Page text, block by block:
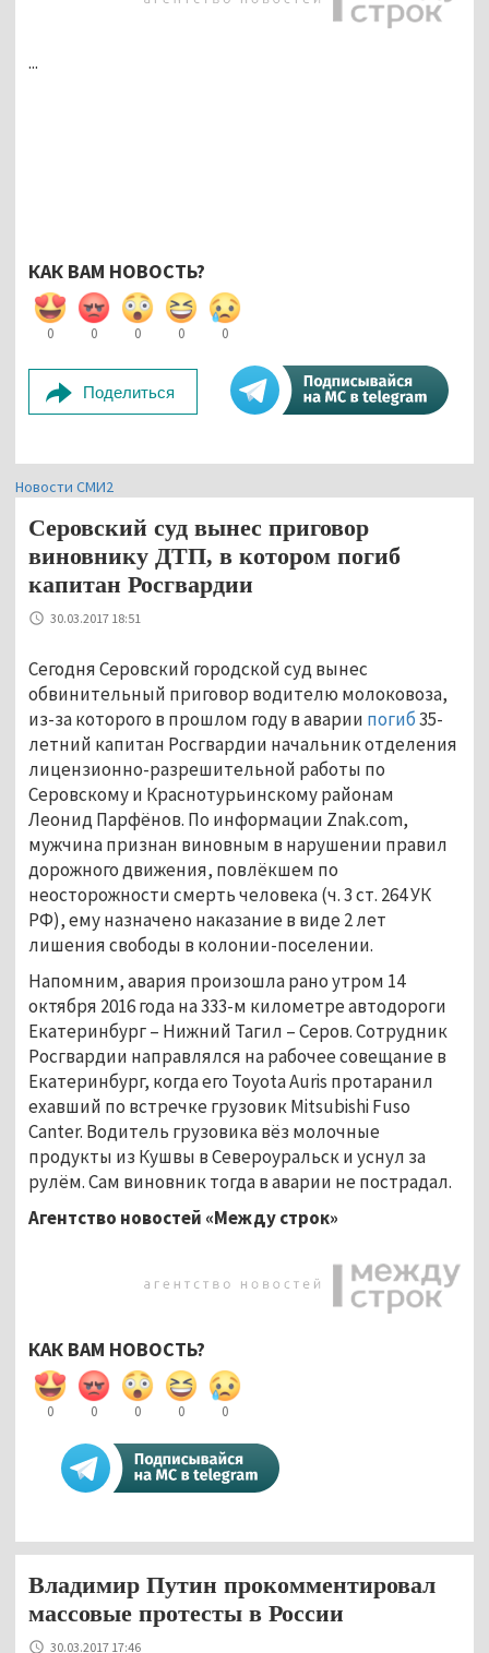
...
КАК ВАМ НОВОСТЬ?
0 0 0 0 0
Поделиться
Новости СМИ2
Серовский суд вынес приговор
виновнику ДТП, в котором погиб
капитан Росгвардии
30.03.2017 18:51
Сегодня Серовский городской суд вынес
обвинительный приговор водителю молоковоза,
из-за которого в прошлом году в аварии погиб35-
летний капитан Росгвардии начальник отделения
лицензионно-разрешительной работы по
Серовскому и Краснотурьинскому районам
Леонид Парфёнов. По информации Znak.com,
мужчина признан виновным в нарушении правил
дорожного движения, повлёкшем по
неосторожности смерть человека (ч. 3 ст. 264 УК
РФ), ему назначено наказание в виде 2 лет
лишения свободы в колонии-поселении.
Напомним, авария произошла рано утром 14
октября 2016 года на 333-м километре автодороги
Екатеринбург– Нижний Тагил –Серов. Сотрудник
Росгвардии направлялся на рабочее совещание в
Екатеринбург, когда его Toyota Auris протаранил
ехавший по встречке грузовик Mitsubishi Fuso
Canter. Водитель грузовика вёз молочные
продукты из Кушвы в Североуральск и уснул за
рулём. Сам виновник тогда в аварии не пострадал.
Агентство новостей «Между строк»
КАК ВАМ НОВОСТЬ?
0 0 0 0 0
Владимир Путин прокомментировал
массовые протесты в России
30.03.2017 17:46